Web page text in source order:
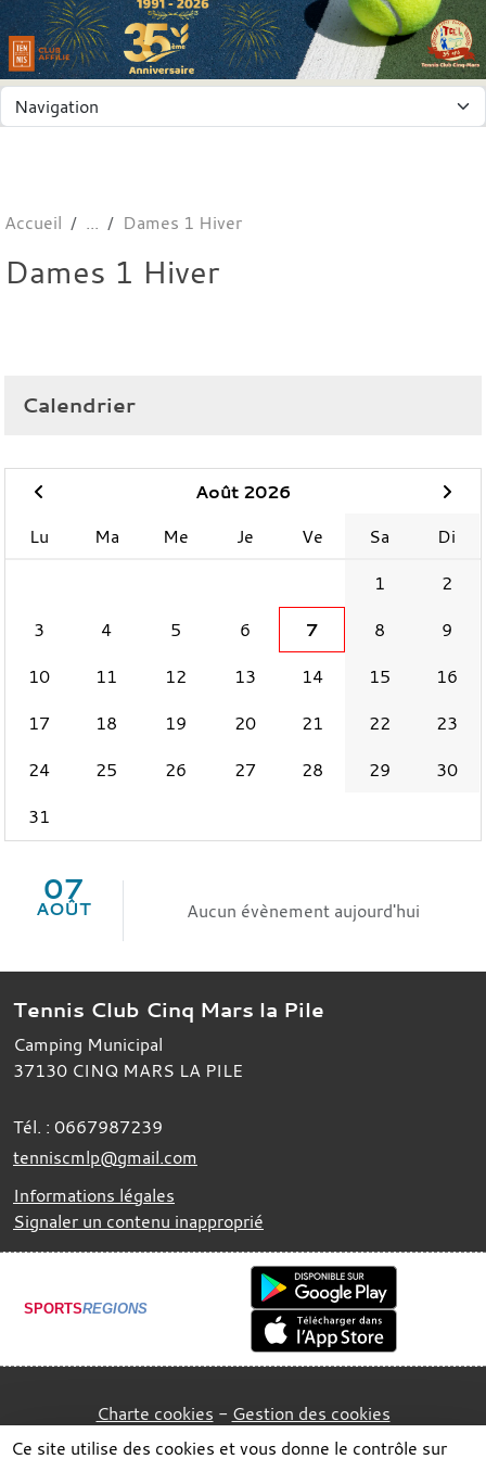
Accueil Dames 1 Hiver
Dames 1 Hiver
Calendrier
Août 2026
Lu
Ma Me Je Ve Sa
Di
1
2
3
4 5 6 7 8
9
10
11 12 13 14 15
16
17
18 19 20 21 22
23
24
25 26 27 28 29
30
31
07
AOÛT Aucun évènement aujourd'hui
Tennis Club Cinq Mars la Pile
Camping Municipal
37130 CINQ MARS LA PILE
Tél. : 0667987239
tenniscmlp@gmail.com
Informations légales
Signaler un contenu inapproprié
SPORTSREGIONS
Charte cookies Gestion des cookies
Panneau de gestion des cookies
Ce site utilise des cookies et vous donne le contrôle sur